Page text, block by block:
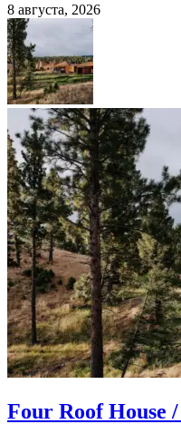
8 августа, 2026
Four Roof House